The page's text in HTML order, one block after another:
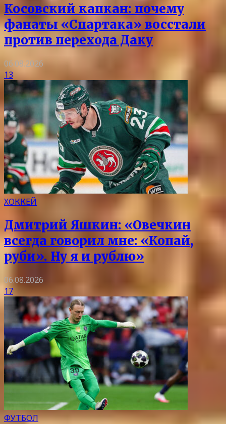
Косовский капкан: почему
фанаты «Спартака» восстали
против перехода Даку
06.08.2026
13
ХОККЕЙ
Дмитрий Яшкин: «Овечкин
всегда говорил мне: «Копай,
руби». Ну я и рублю»
06.08.2026
17
ФУТБОЛ